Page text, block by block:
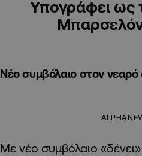
Υπογράφει ως
Νέο συμβόλαιο στον
Με νέο συμβόλαιο «δένει»